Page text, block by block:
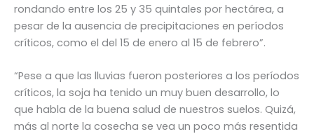
rondando entre los 25 y 35 quintales por hectárea, a
pesar de la ausencia de precipitaciones en períodos
críticos, como el del 15 de enero al 15 de febrero”.
“Pese a que las lluvias fueron posteriores a los períodos
críticos, la soja ha tenido un muy buen desarrollo, lo
que habla de la buena salud de nuestros suelos. Quizá,
más al norte la cosecha se vea un poco más resentida